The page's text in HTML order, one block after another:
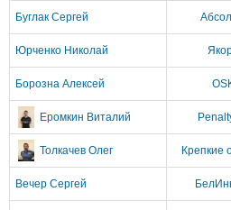
Буглак Сергей
Юрченко Николай
Борозна Алексей
Еромкин Виталий
Толкачев Олег Крепкие
Вечер Сергей